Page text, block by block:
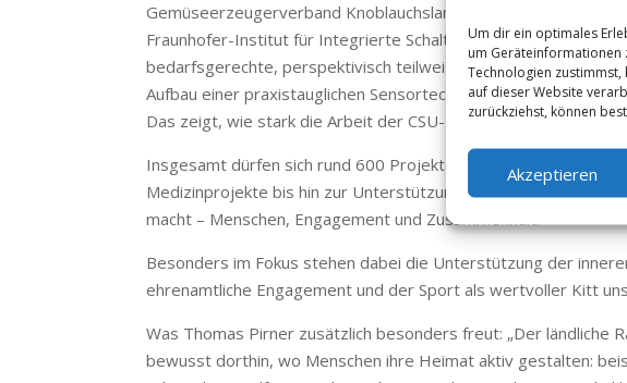
Um dir ein optimales
um Geräteinformationen
Technologien
auf dieser Website
zurückziehst, können
Akzeptieren
Gemüseerzeugerverband Knoblauchsland e.V., der das
Fraunhofer-Institut für Integrierte Schaltungen IIS entwickelte
bedarfsgerechte, perspektivisch teilweise automatisierte
Aufbau einer praxistauglichen Sensortechnik im Gemüsebau
Das zeigt, wie stark die Arbeit der CSU-Landtagsfraktion in der
Insgesamt dürfen sich rund 600 Projekte in ganz Bayern über
Medizinprojekte bis hin zur Unterstützung einer lebendigen
macht – Menschen, Engagement und Zusammenhalt.“
Besonders im Fokus stehen dabei die Unterstützung der
ehrenamtliche Engagement und der Sport als wertvoller Kitt
Was Thomas Pirner zusätzlich besonders freut: „Der
bewusst dorthin, wo Menschen ihre Heimat aktiv gestalten: